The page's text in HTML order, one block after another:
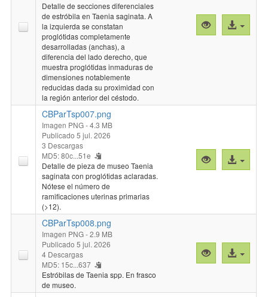
Detalle de secciones diferenciales
de estróbila en Taenia saginata. A
la izquierda se constatan
proglótidas completamente
desarrolladas (anchas), a
diferencia del lado derecho, que
muestra proglótidas inmaduras de
dimensiones notablemente
reducidas dada su proximidad con
la región anterior del céstodo.
Vista
previa
Acceso
al
CBParTsp007.png
Imagen PNG- 4.3 MB
Publicado 5 jul. 2026
3 Descargas
MD5: 80c...51e
Detalle de pieza de museo Taenia
saginata con proglótidas aclaradas.
Nótese el número de
ramificaciones uterinas primarias
(>12).
Vista
previa
Acceso
al
CBParTsp008.png
Imagen PNG- 2.9 MB
Publicado 5 jul. 2026
4 Descargas
MD5: 15c...637
Estróbilas de Taenia spp. En frasco
de museo.
Vista
previa
Acceso
al